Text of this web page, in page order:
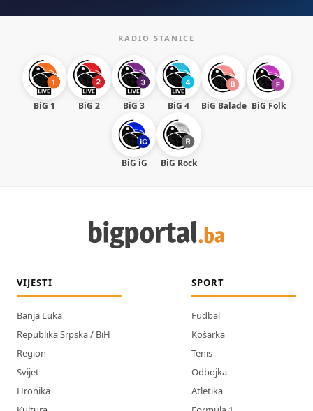
RADIO STANICE
BiG 1 BiG 2 BiG 3 BiG 4 BiG Balade BiG Folk
BiG iG BiG Rock
VIJESTI
Banja Luka
Republika Srpska / BiH
Region
Svijet
Hronika
SPORT
Fudbal
Košarka
Tenis
Odbojka
Atletika